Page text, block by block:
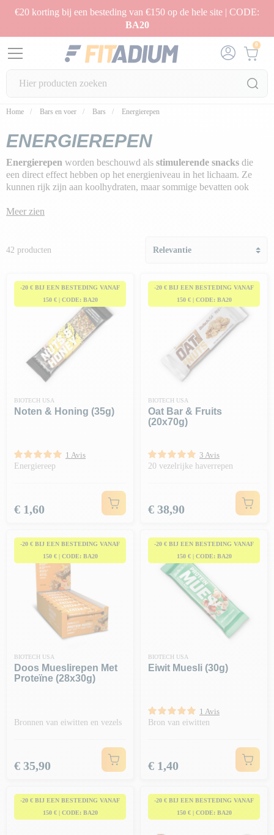
€20 korting bij een besteding van €150 op de hele site | CODE:
BA20
0
Home Bars en voer Bars Energierepen
ENERGIEREPEN
Energierepen worden beschouwd als stimulerende snacks die
een direct effect hebben op het energieniveau in het lichaam. Ze
kunnen rijk zijn aan koolhydraten, maar sommige bevatten ook
Meer zien
42 producten
-20 € BIJ EEN BESTEDING VANAF
150 € | CODE: BA20
BIOTECH USA
Noten & Honing (35g)
1 Avis
Energiereep
Prijs
€ 1,60
-20 € BIJ EEN BESTEDING VANAF
150 € | CODE: BA20
BIOTECH USA
Oat Bar & Fruits
(20x70g)
3 Avis
20 vezelrijke haverrepen
Prijs
€ 38,90
-20 € BIJ EEN BESTEDING VANAF
150 € | CODE: BA20
BIOTECH USA
Doos Mueslirepen Met
Proteïne (28x30g)
Bronnen van eiwitten en vezels
Prijs
€ 35,90
-20 € BIJ EEN BESTEDING VANAF
150 € | CODE: BA20
BIOTECH USA
Eiwit Muesli (30g)
1 Avis
Bron van eiwitten
Prijs
€ 1,40
-20 € BIJ EEN BESTEDING VANAF
150 € | CODE: BA20
-20 € BIJ EEN BESTEDING VANAF
150 € | CODE: BA20